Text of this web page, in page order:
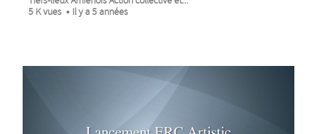
5 K vues
Il y a 5 années